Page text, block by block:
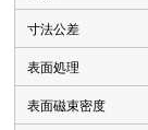
寸法公差
表面処理
表面磁束密度